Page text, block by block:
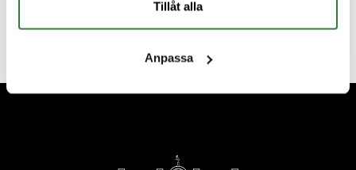
Tillåt alla
Anpassa
Footer